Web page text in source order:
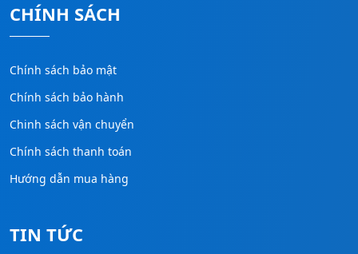
CHÍNH SÁCH
Chính sách bảo mật
Chính sách bảo hành
Chinh sách vận chuyển
Chính sách thanh toán
Hướng dẫn mua hàng
TIN TỨC